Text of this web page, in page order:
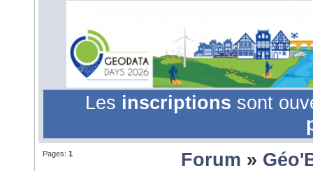
Les inscriptions sont
Pages: 1 Forum »